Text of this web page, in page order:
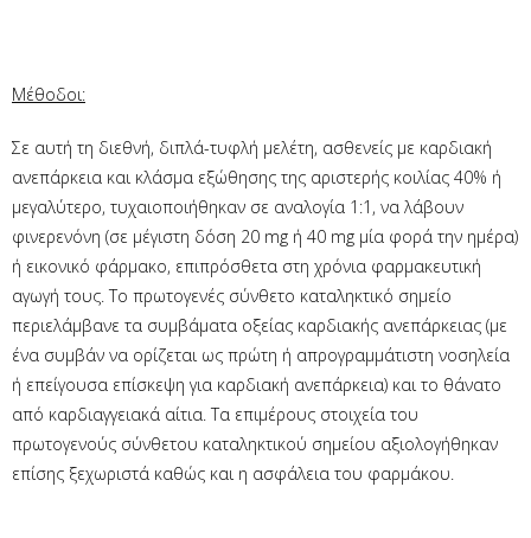
Μέθοδοι:
Σε αυτή τη διεθνή, διπλά-τυφλή μελέτη, ασθενείς με καρδιακή
ανεπάρκεια και κλάσμα εξώθησης της αριστερής κοιλίας 40% ή
μεγαλύτερο, τυχαιοποιήθηκαν σε αναλογία 1:1, να λάβουν
φινερενόνη (σε μέγιστη δόση 20 mg ή 40 mg μία φορά την ημέρα)
ή εικονικό φάρμακο, επιπρόσθετα στη χρόνια φαρμακευτική
αγωγή τους. Το πρωτογενές σύνθετο καταληκτικό σημείο
περιελάμβανε τα συμβάματα οξείας καρδιακής ανεπάρκειας (με
ένα συμβάν να ορίζεται ως πρώτη ή απρογραμμάτιστη νοσηλεία
ή επείγουσα επίσκεψη για καρδιακή ανεπάρκεια) και το θάνατο
από καρδιαγγειακά αίτια. Τα επιμέρους στοιχεία του
πρωτογενούς σύνθετου καταληκτικού σημείου αξιολογήθηκαν
επίσης ξεχωριστά καθώς και η ασφάλεια του φαρμάκου.